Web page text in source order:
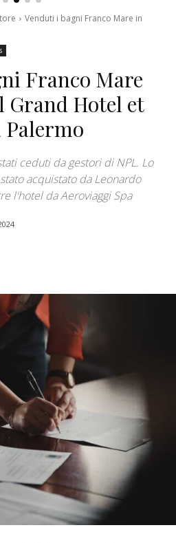
Venduti i bagni Franco Mare in
Franco Mare
Grand Hotel et
Palermo
ceduti da gestori di NPL. Lo
acquistato da Leonardo
l'hotel da Aeroviaggi Spa